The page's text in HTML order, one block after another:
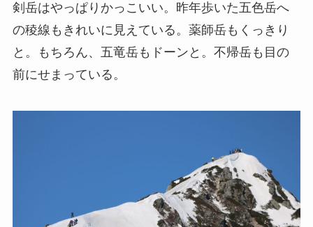
剣岳はやっぱりかっこいい。昨年歩いた五色岳へ
の稜線もきれいに見えている。薬師岳もくっきり
と。もちろん、五竜岳もドーンと。不帰岳も目の
前にせまっている。